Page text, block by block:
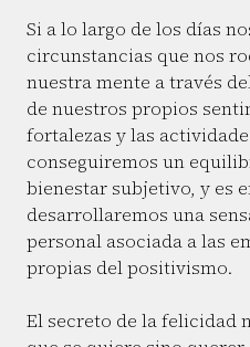
Si a lo largo de los días
circunstancias que nos
nuestra mente a través
de nuestros propios
fortalezas y las
conseguiremos un
bienestar subjetivo, y es
desarrollaremos una
personal asociada a las
propias del positivismo.
El secreto de la felicidad